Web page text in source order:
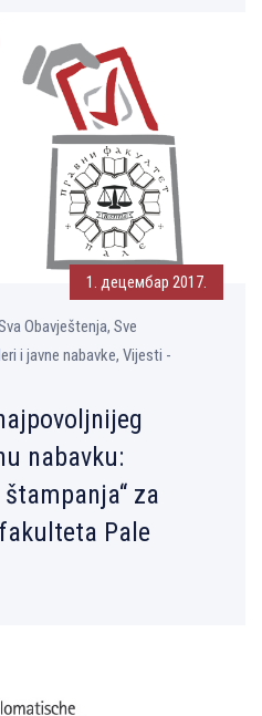
1. децембар 2017.
Obavještenja, Sve
i javne nabavke, Vijesti -
nabavku:
za
Pale